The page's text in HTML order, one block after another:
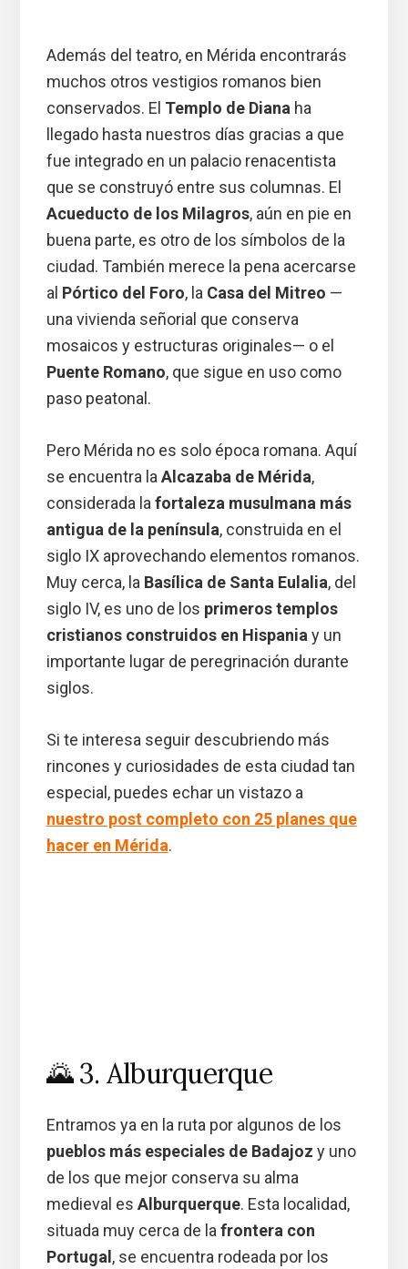
Además del teatro, en Mérida encontrarás
muchos otros vestigios romanos bien
conservados. El Templo de Diana ha
llegado hasta nuestros días gracias a que
fue integrado en un palacio renacentista
que se construyó entre sus columnas. El
Acueducto de los Milagros, aún en pie en
buena parte, es otro de los símbolos de la
ciudad. También merece la pena acercarse
al Pórtico del Foro, la Casa del Mitreo —
una vivienda señorial que conserva
mosaicos y estructuras originales— o el
Puente Romano, que sigue en uso como
paso peatonal.
Pero Mérida no es solo época romana. Aquí
se encuentra la Alcazaba de Mérida,
considerada la fortaleza musulmana más
antigua de la península, construida en el
siglo IX aprovechando elementos romanos.
Muy cerca, la Basílica de Santa Eulalia, del
siglo IV, es uno de los primeros templos
cristianos construidos en Hispania y un
importante lugar de peregrinación durante
siglos.
Si te interesa seguir descubriendo más
rincones y curiosidades de esta ciudad tan
especial, puedes echar un vistazo a
nuestro post completo con 25 planes que
hacer en Mérida.
🌄 3. Alburquerque
Entramos ya en la ruta por algunos de los
pueblos más especiales de Badajoz y uno
de los que mejor conserva su alma
medieval es Alburquerque. Esta localidad,
situada muy cerca de la frontera con
Portugal , se encuentra rodeada por los